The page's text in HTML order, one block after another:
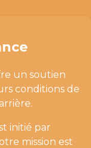
un soutien
conditions de
initié par
mission est